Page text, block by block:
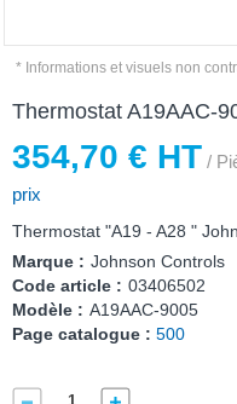
* Informations et visuels non
Thermostat A19AAC-
354,70 € HT /
prix
Thermostat "A19 - A28 "
Marque : Johnson Controls
Code article : 03406502
Modèle : A19AAC-9005
Page catalogue : 500